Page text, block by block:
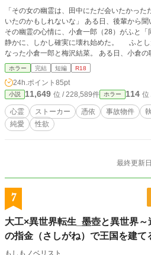
「その女の幽霊は、田中にただ会いたかっ
いたのかもしれないな」 ​ある日、後輩から聞いた事故物件にまつわる怪談話。 ​
その幽霊の心情に、小倉一郎（28）がふと
静かに、しかし確実に壊れ始めた。 ふとし
なった小倉一郎と梅沢結菜。 ​ある日、小倉の職場に結菜が入社してきて状況が
一変する。 ​ ​ ​
ホラー 完結 短編 R18
24h.ポイント 85pt
小説 11,649 位 / 228,589件 ホラー 114 位
心霊 ストーカー 憑依 事故物件
純愛
性欲
最終更新
7
大工×異世界転生_墨壺と異世界
の指金（さしがね）で王国を建て
もしもノベリスト